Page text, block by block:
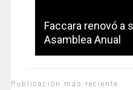
Faccara renovó a
Asamblea Anual
Publicación más reciente